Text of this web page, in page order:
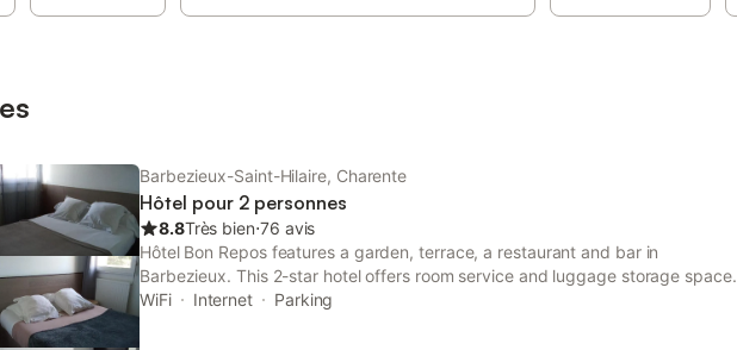
Barbezieux-Saint-Hilaire, Charente
Hôtel pour 2 personnes
8.8Très bien⋅76 avis
Hôtel Bon Repos features a garden, terrace, a restaurant and bar in
Barbezieux. This 2-star hotel offers room service and luggage storage space.
The property is non-smoking and is located 29 km from Cognac Golf Course.
WiFi Internet Parking